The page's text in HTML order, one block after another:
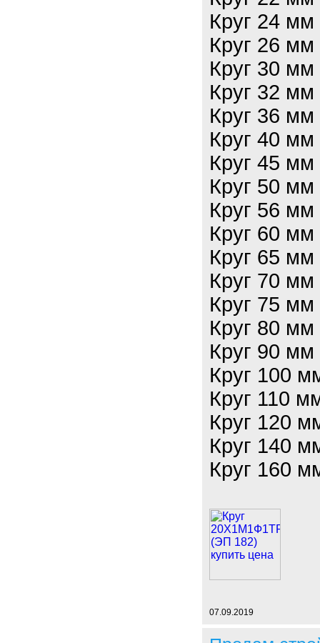
Круг 24
Круг 26
Круг 30
Круг 32
Круг 36
Круг 40
Круг 45
Круг 50
Круг 56
Круг 60
Круг 65
Круг 70
Круг 75
Круг 80
Круг 90
Круг 100
Круг 110
Круг 120
Круг 140
Круг 160
07.09.2019